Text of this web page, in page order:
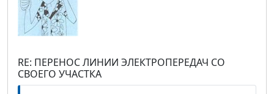
RE: ПЕРЕНОС ЛИНИИ ЭЛЕКТРОПЕРЕДАЧ СО
СВОЕГО УЧАСТКА